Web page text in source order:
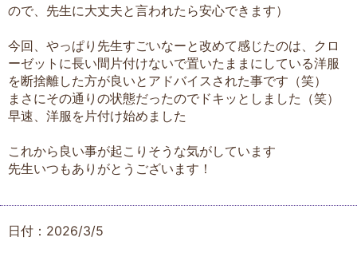
ので、先生に大丈夫と言われたら安心できます）
今回、やっぱり先生すごいなーと改めて感じたのは、クロ
ーゼットに長い間片付けないで置いたままにしている洋服
を断捨離した方が良いとアドバイスされた事です（笑）
まさにその通りの状態だったのでドキッとしました（笑）
早速、洋服を片付け始めました
これから良い事が起こりそうな気がしています
先生いつもありがとうございます！
日付：2026/3/5